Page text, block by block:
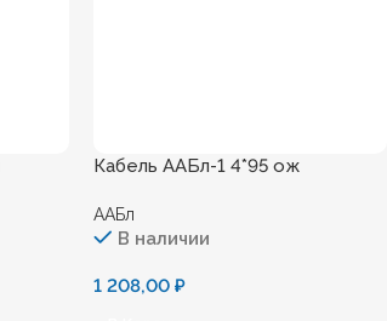
Кабель ААБл-1 4*95 ож
ААБл
В наличии
1 208,00₽